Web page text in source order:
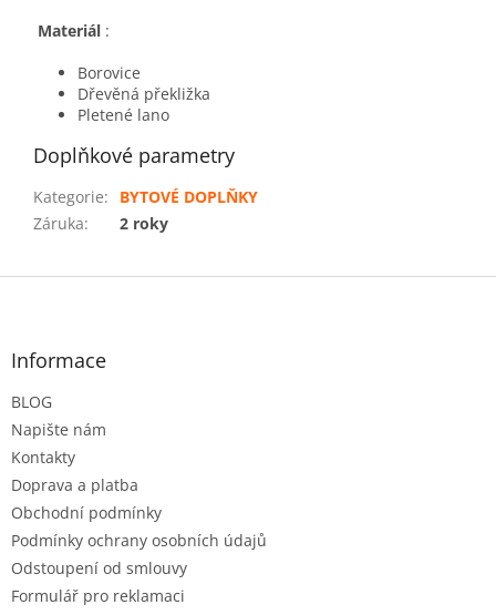
Materiál :
Borovice
Dřevěná překližka
Pletené lano
Doplňkové parametry
Kategorie:
BYTOVÉ DOPLŇKY
Záruka: 2 roky
Z
Informace
BLOG
Napište nám
Kontakty
Doprava a platba
Obchodní podmínky
Podmínky ochrany osobních údajů
Odstoupení od smlouvy
Formulář pro reklamaci